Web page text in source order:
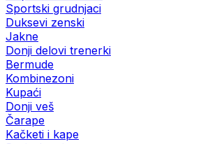
Sportski grudnjaci
Duksevi zenski
Jakne
Donji delovi trenerki
Bermude
Kombinezoni
Kupaći
Donji veš
Čarape
Kačketi i kape